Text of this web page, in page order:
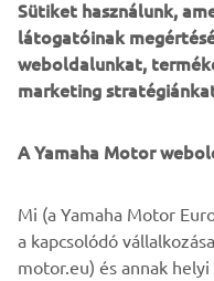
golfpálya
A Leading Courses több
többszázezer értékelés
alkalmazás világszerte
mint 400 000 látogató
több mint 3000
használatával.
Sütiket használunk,
látogatóinak
weboldalunkat,
marketing
A Yamaha Motor
Mi (a Yamaha Motor
a kapcsolódó
motor.eu) és annak